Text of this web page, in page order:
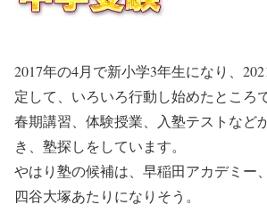
2017年の4月で新小学3年生になり、
定して、いろいろ行動し始めたところで
春期講習、体験授業、入塾テストなど
き、塾探しをしています。
やはり塾の候補は、早稲田アカデミー
四谷大塚あたりになりそう。